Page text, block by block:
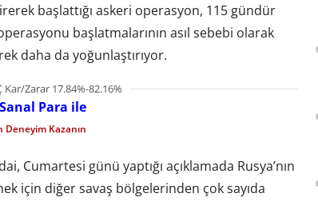
başlattığı askeri operasyon, 115 gündür
başlatmalarının asıl sebebi olarak
daha da yoğunlaştırıyor.
Zarar 17.84%-82.16%
Para ile
Deneyim Kazanın
Cumartesi günü yaptığı açıklamada Rusya’nın
için diğer savaş bölgelerinden çok sayıda